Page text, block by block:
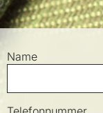
Name
Bitte nicht ausfüllen